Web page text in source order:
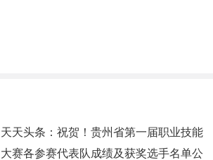
天天头条：祝贺！贵州省第一届职业技能
大赛各参赛代表队成绩及获奖选手名单公